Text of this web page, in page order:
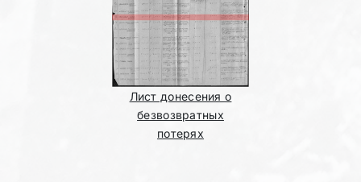
Лист донесения о
безвозвратных
потерях